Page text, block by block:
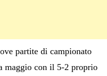
partite di campionato
maggio con il 5-2 proprio